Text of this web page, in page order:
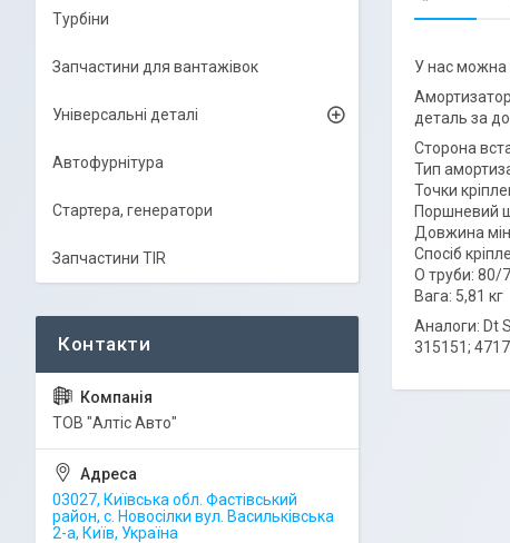
У нас можна
деталь за
Сторона
Тип
Точки
Поршневий
Довжина
Спосіб
O труби: 80/
Вага: 5,81 кг
Аналоги: Dt
315151;
Турбіни
Запчастини для вантажівок
Універсальні деталі
Автофурнітура
Стартера, генератори
Запчастини TIR
ТОВ "Алтіс Авто"
03027, Київська обл. Фастівський
район, с. Новосілки вул. Васильківська
2-а, Київ, Україна